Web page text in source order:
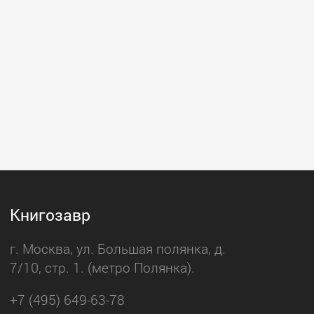
Книгозавр
г. Москва, ул. Большая полянка, д.
7/10, стр. 1. (метро Полянка).
+7 (495) 649-63-78